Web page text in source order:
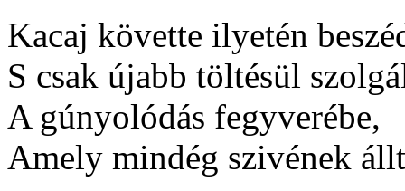
Kacaj követte ilyetén
S csak újabb töltésül
A gúnyolódás fegyverébe,
Amely mindég szivének